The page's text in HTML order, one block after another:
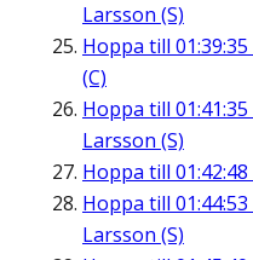
Larsson (S)
Hoppa till 01:39:35
(C)
Hoppa till 01:41:35
Larsson (S)
Hoppa till 01:42:48
Hoppa till 01:44:53
Larsson (S)